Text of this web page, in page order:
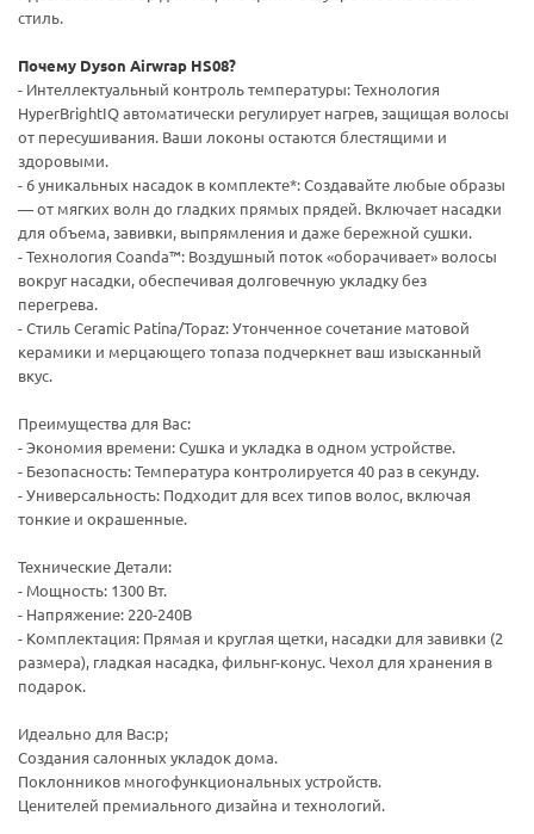
стиль.
Почему Dyson Airwrap HS08?
- Интеллектуальный контроль температуры: Технология
HyperBrightIQ автоматически регулирует нагрев, защищая волосы
от пересушивания. Ваши локоны остаются блестящими и
здоровыми.
- 6 уникальных насадок в комплекте*: Создавайте любые образы
— от мягких волн до гладких прямых прядей. Включает насадки
для объема, завивки, выпрямления и даже бережной сушки.
- Технология Coanda™: Воздушный поток «оборачивает» волосы
вокруг насадки, обеспечивая долговечную укладку без
перегрева.
- Стиль Ceramic Patina/Topaz: Утонченное сочетание матовой
керамики и мерцающего топаза подчеркнет ваш изысканный
вкус.
Преимущества для Вас:
- Экономия времени: Сушка и укладка в одном устройстве.
- Безопасность: Температура контролируется 40 раз в секунду.
- Универсальность: Подходит для всех типов волос, включая
тонкие и окрашенные.
Технические Детали:
- Мощность: 1300 Вт.
- Напряжение: 220-240В
- Комплектация: Прямая и круглая щетки, насадки для завивки (2
размера), гладкая насадка, фильнг-конус. Чехол для хранения в
подарок.
Идеально для Вас:p;
Создания салонных укладок дома.
Поклонников многофункциональных устройств.
Ценителей премиального дизайна и технологий.